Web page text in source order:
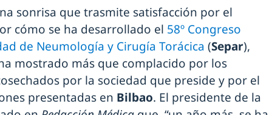
sonrisa que trasmite satisfacción por el
cómo se ha desarrollado el 58º Congreso
de Neumología y Cirugía Torácica (Separ),
mostrado más que complacido por los
por la sociedad que preside y por el
presentadas en Bilbao. El presidente de la